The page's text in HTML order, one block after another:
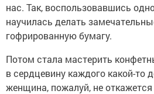
нас. Так, воспользовавшись
научилась делать
гофрированную бумагу.
Потом стала мастерить
в сердцевину каждого какой-то
женщина, пожалуй, не откажется